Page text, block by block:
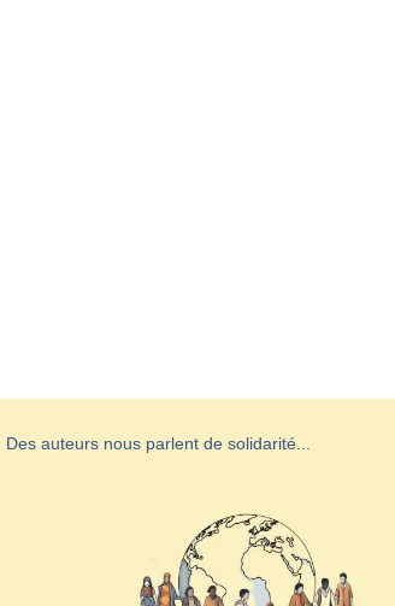
Des auteurs nous parlent de solidarité...